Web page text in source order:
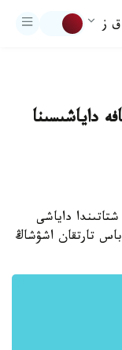
ق ز
داياشىسىنا
داياشى
تارتقان اشۋشاڭ